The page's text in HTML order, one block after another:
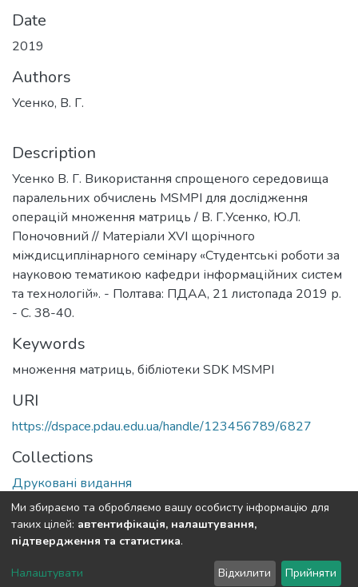
Date
2019
Authors
Усенко, В. Г.
Description
Усенко В. Г. Використання спрощеного середовища
паралельних обчислень MSMPI для дослідження
операцій множення матриць / В. Г.Усенко, Ю.Л.
Поночовний // Матеріали XVІ щорічного
міждисциплінарного семінару «Студентські роботи за
науковою тематикою кафедри інформаційних систем
та технологій». - Полтава: ПДАА, 21 листопада 2019 р.
- С. 38-40.
Keywords
множення матриць, бібліотеки SDK MSMPI
URI
https://dspace.pdau.edu.ua/handle/123456789/6827
Collections
Друковані видання
Full item page
DSpace software copyright © 2002-2026 LYRASIS
Ми збираємо та обробляємо вашу особисту інформацію для
таких цілей: автентифікація, налаштування,
підтвердження та статистика.
Налаштувати Відхилити Прийняти